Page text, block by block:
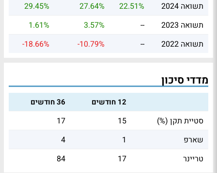
תשואה 2024
22.51%
27.64%
29.45%
תשואה 2023
--
3.57%
1.61%
תשואה 2022
--
-10.79%
-18.66%
מדדי סיכון
12 חודשים 36 חודשים
סטיית תקן (%) 15
17
שארפ
1
4
טריינר
17
84